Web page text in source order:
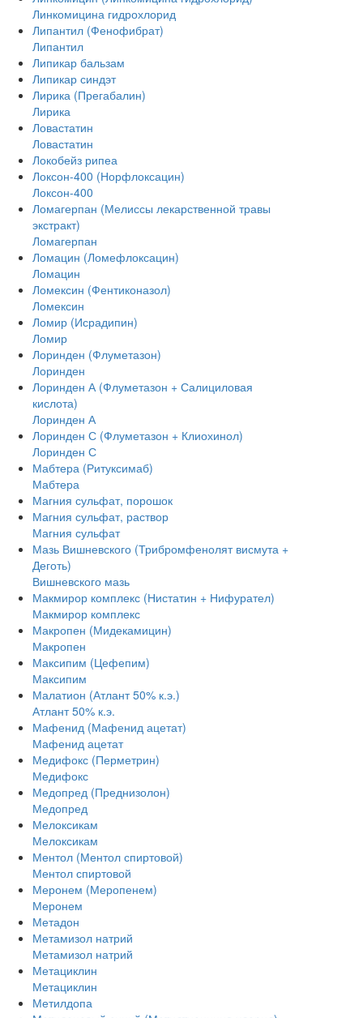
Линкомицина гидрохлорид
Липантил (Фенофибрат)
Липантил
Липикар бальзам
Липикар синдэт
Лирика (Прегабалин)
Лирика
Ловастатин
Ловастатин
Локобейз рипеа
Локсон-400 (Норфлоксацин)
Локсон-400
Ломагерпан (Мелиссы лекарственной травы
экстракт)
Ломагерпан
Ломацин (Ломефлоксацин)
Ломацин
Ломексин (Фентиконазол)
Ломексин
Ломир (Исрадипин)
Ломир
Лоринден (Флуметазон)
Лоринден
Лоринден А (Флуметазон + Салициловая
кислота)
Лоринден А
Лоринден С (Флуметазон + Клиохинол)
Лоринден С
Мабтера (Ритуксимаб)
Мабтера
Магния сульфат, порошок
Магния сульфат, раствор
Магния сульфат
Мазь Вишневского (Трибромфенолят висмута +
Деготь)
Вишневского мазь
Макмирор комплекс (Нистатин + Нифурател)
Макмирор комплекс
Макропен (Мидекамицин)
Макропен
Максипим (Цефепим)
Максипим
Малатион (Атлант 50% к.э.)
Атлант 50% к.э.
Мафенид (Мафенид ацетат)
Мафенид ацетат
Медифокс (Перметрин)
Медифокс
Медопред (Преднизолон)
Медопред
Мелоксикам
Мелоксикам
Ментол (Ментол спиртовой)
Ментол спиртовой
Меронем (Меропенем)
Меронем
Метадон
Метамизол натрий
Метамизол натрий
Метациклин
Метациклин
Метилдопа